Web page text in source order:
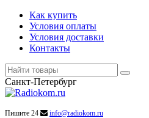
Как купить
Условия оплаты
Условия доставки
Контакты
Санкт-Петербург
Пишите 24 info@radiokom.ru